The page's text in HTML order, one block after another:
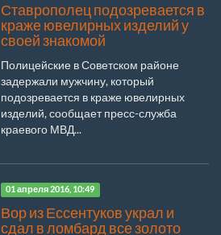
Ставрополец подозревается в
краже ювелирных изделий у
своей знакомой
Полицейские в Советском районе
задержали мужчину, который
подозревается в краже ювелирных
изделий, сообщает пресс-служба
краевого МВД...
01 апреля 2016, 10:49
Вор из Ессентуков украл и
сдал в ломбард все золото